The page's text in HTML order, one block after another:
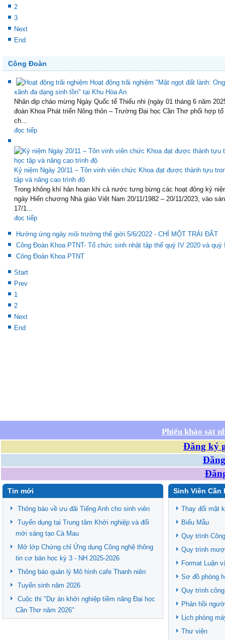
2
3
Next
End
Công Đoàn
Hoạt động trãi nghiệm "Mật ngọt đất lành:
xãnh đa dạng sinh tồn" tại Khu Hòa An
Nhân dịp chào mừng Ngày Quốc tế Thiếu nhi (ngày 01 tháng 6 năm
đoàn Khoa Phát triển Nông thôn – Trường Đại học Cần Thơ phối hợp
ch...
đọc tiếp
Kỷ niệm Ngày 20/11 – Tôn vinh viên chức Khoa đạt được thành tựu
tập và nâng cao trình độ
Trong không khí hân hoan khi cả nước tưng bừng các hoạt động kỷ
ngày Hiến chương Nhà giáo Việt Nam 20/11/1982 – 20/11/2023, vào
17/1...
đọc tiếp
Hưởng ứng ngày môi trường thế giới 5/6/2022 - CHỈ MỘT TRÁI ĐẤT
Công Đoàn Khoa PTNT- Tổ chức sinh nhật tập thể quý IV 2020 và quý
Công Đoàn Khoa PTNT
Start
Prev
1
2
Next
End
Phiếu khảo sát
Đăng ký
Tin mới
Thông báo về ưu đãi Tiếng Anh cho sinh viên
Tuyển dụng tại Trung tâm Khởi nghiệp và đổi
mới sáng tạo Cà Mau
Mở lớp Chứng chỉ Ứng dụng Công nghệ thông
tin cơ bản học kỳ 3 - NH 2025-2026
Thông báo quản lý Mô hình cafe Thanh niên
Tuyển sinh năm 2026
Cuộc thi "Dự án khởi nghiệp tiềm năng Đại học
Cần Thơ năm 2026"
Sinh Viên Cần
Thay đổi mật
Biểu Mẫu
Quy trình
Quy trình
Format Luận
Sơ đồ phòng
Quy trình
Phản hồi
Lịch phòng
Thư viện